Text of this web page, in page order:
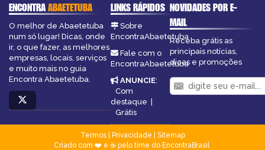
ENCONTRAABAETETUBA
O melhor de Abaetetuba
num só lugar! Dicas, onde
ir, o que fazer, as melhores
empresas, locais, serviços
e muito mais no guia
Encontra Abaetetuba.
LINKS RÁPIDOS
Sobre
EncontraAbaetetuba
Fale com o
EncontraAbaetetuba
ANUNCIE:
Com
destaque |
Grátis
NOVIDADES POR E-
MAIL
Receba grátis as
principais notícias,
dicas e promoções
Termos| Privacidade
Sitemap
Criado com ❤️ e ☕ pelo time do EncontraBrasil